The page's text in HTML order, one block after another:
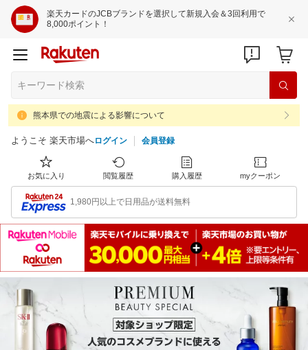
楽天カードのJCBブランドを選択して新規入会＆3回利用で
8,000ポイント！
熊本県での地震による影響について
ようこそ 楽天市場へログイン 会員登録
お気に入り 閲覧履歴 購入履歴 myクーポン
1,980円以上で日用品が送料無料